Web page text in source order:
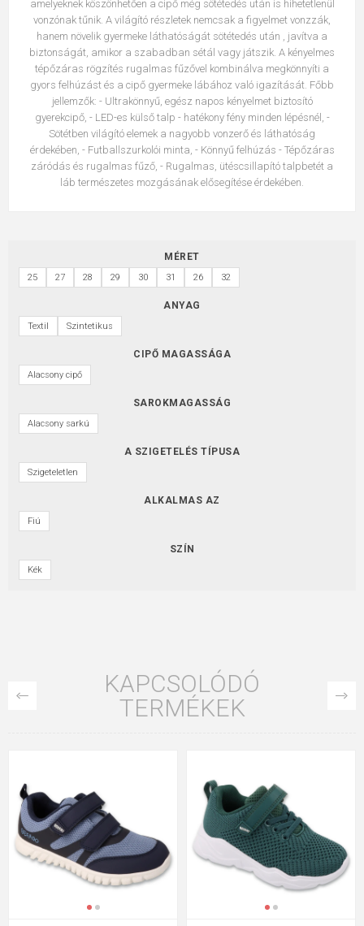
amelyeknek köszönhetően a cipő még sötétedés után is hihetetlenül
vonzónak tűnik. A világító részletek nemcsak a figyelmet vonzzák,
hanem növelik gyermeke láthatóságát sötétedés után , javítva a
biztonságát, amikor a szabadban sétál vagy játszik. A kényelmes
tépőzáras rögzítés rugalmas fűzővel kombinálva megkönnyíti a
gyors felhúzást és a cipő gyermeke lábához való igazítását. Főbb
jellemzők: - Ultrakönnyű, egész napos kényelmet biztosító
gyerekcipő, - LED-es külső talp - hatékony fény minden lépésnél, -
Sötétben világító elemek a nagyobb vonzerő és láthatóság
érdekében, - Futballszurkolói minta, - Könnyű felhúzás - Tépőzáras
záródás és rugalmas fűző, - Rugalmas, ütéscsillapító talpbetét a
láb természetes mozgásának elősegítése érdekében.
MÉRET
25 27 28 29 30 31 26 32
ANYAG
Textil Szintetikus
CIPŐ MAGASSÁGA
Alacsony cipő
SAROKMAGASSÁG
Alacsony sarkú
A SZIGETELÉS TÍPUSA
Szigeteletlen
ALKALMAS AZ
Fiú
SZÍN
Kék
KAPCSOLÓDÓ
TERMÉKEK